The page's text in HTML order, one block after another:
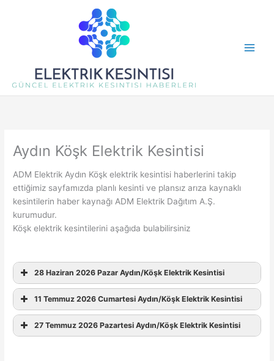
Aydın Köşk Elektrik Kesintisi
ADM Elektrik Aydın Köşk elektrik kesintisi haberlerini takip
ettiğimiz sayfamızda planlı kesinti ve plansız arıza kaynaklı
kesintilerin haber kaynağı ADM Elektrik Dağıtım A.Ş.
kurumudur.
Köşk elektrik kesintilerini aşağıda bulabilirsiniz
28 Haziran 2026 Pazar Aydın/Köşk Elektrik Kesintisi
11 Temmuz 2026 Cumartesi Aydın/Köşk Elektrik Kesintisi
27 Temmuz 2026 Pazartesi Aydın/Köşk Elektrik Kesintisi